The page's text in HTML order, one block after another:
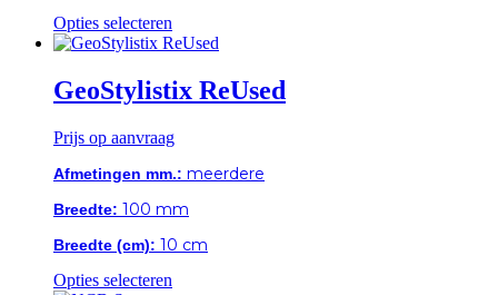
Opties selecteren
product
meerdere
variaties.
optie
gekozen
worden
op
de
GeoStylistix ReUsed
Prijs op aanvraag
Afmetingen mm.: meerdere
Breedte: 100 mm
Breedte (cm): 10 cm
Opties selecteren